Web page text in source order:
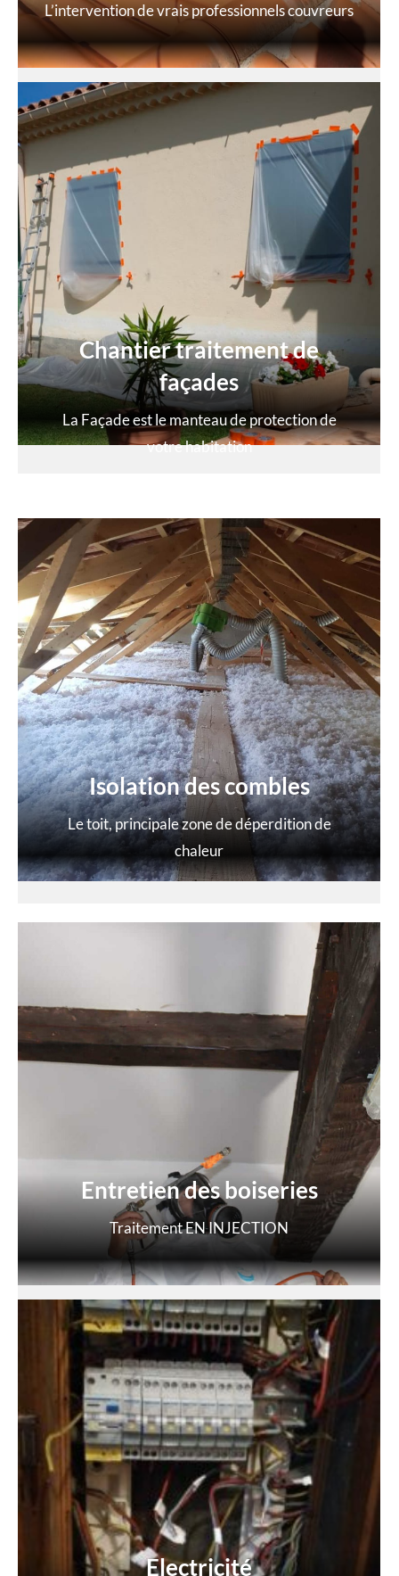
L’intervention de vrais professionnels couvreurs
Chantier traitement de
façades
La Façade est le manteau de protection de
votre habitation
Isolation des combles
Le toit, principale zone de déperdition de
chaleur
Entretien des boiseries
Traitement EN INJECTION
Electricité